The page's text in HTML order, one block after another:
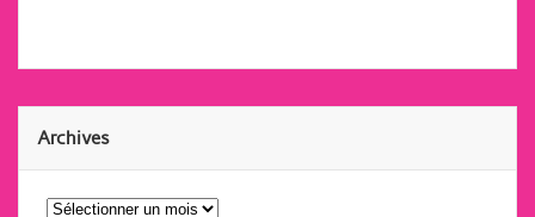
Archives
Archives